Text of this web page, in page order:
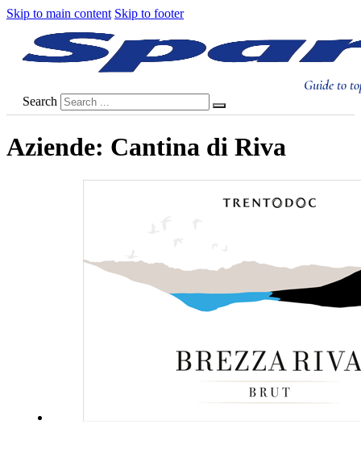
Skip to main content Skip to footer
Guide to
Search
Aziende: Cantina di Riva